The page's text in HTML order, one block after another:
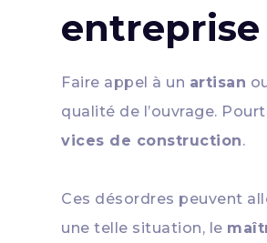
entreprise
Faire appel à un artisan
qualité de l’ouvrage.
vices de construction.
Ces désordres peuvent
une telle situation, le